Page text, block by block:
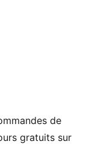
chandail à col
caoutchouc
parfait pour
de
gratuits sur